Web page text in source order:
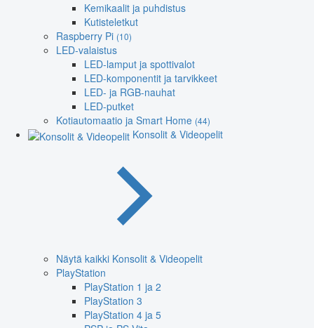
Kemikaalit ja puhdistus
Kutisteletkut
Raspberry Pi (10)
LED-valaistus
LED-lamput ja spottivalot
LED-komponentit ja tarvikkeet
LED- ja RGB-nauhat
LED-putket
Kotiautomaatio ja Smart Home (44)
Konsolit & Videopelit
Näytä kaikki Konsolit & Videopelit
PlayStation
PlayStation 1 ja 2
PlayStation 3
PlayStation 4 ja 5